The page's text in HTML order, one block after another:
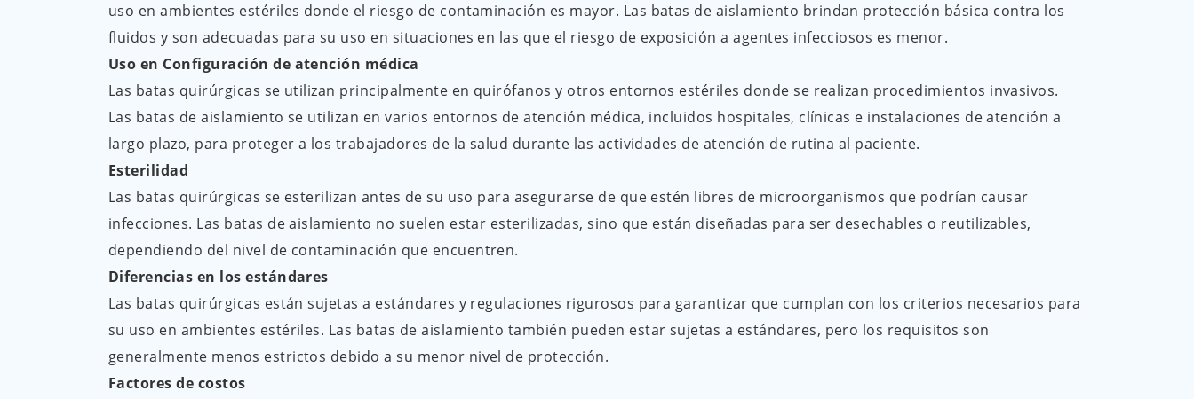
uso en ambientes estériles donde el riesgo de contaminación es mayor. Las batas de aislamiento brindan protección básica contra los
fluidos y son adecuadas para su uso en situaciones en las que el riesgo de exposición a agentes infecciosos es menor.
Uso en Configuración de atención médica
Las batas quirúrgicas se utilizan principalmente en quirófanos y otros entornos estériles donde se realizan procedimientos invasivos.
Las batas de aislamiento se utilizan en varios entornos de atención médica, incluidos hospitales, clínicas e instalaciones de atención a
largo plazo, para proteger a los trabajadores de la salud durante las actividades de atención de rutina al paciente.
Esterilidad
Las batas quirúrgicas se esterilizan antes de su uso para asegurarse de que estén libres de microorganismos que podrían causar
infecciones. Las batas de aislamiento no suelen estar esterilizadas, sino que están diseñadas para ser desechables o reutilizables,
dependiendo del nivel de contaminación que encuentren.
Diferencias en los estándares
Las batas quirúrgicas están sujetas a estándares y regulaciones rigurosos para garantizar que cumplan con los criterios necesarios para
su uso en ambientes estériles. Las batas de aislamiento también pueden estar sujetas a estándares, pero los requisitos son
generalmente menos estrictos debido a su menor nivel de protección.
Factores de costos